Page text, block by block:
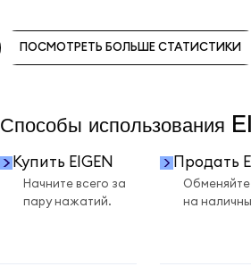
ПОСМОТРЕТЬ БОЛЬШЕ СТАТИСТИКИ
Способы
Купить EIGEN
Начните всего за
пару нажатий.
Продать
Обменяйте
на